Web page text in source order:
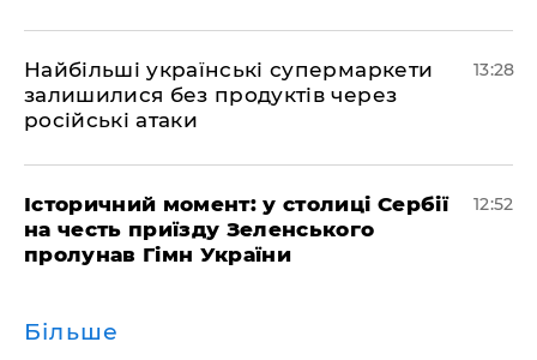
Найбільші українські супермаркети
залишилися без продуктів через
російські атаки
13:28
Історичний момент: у столиці Сербії
на честь приїзду Зеленського
пролунав Гімн України
12:52
Більше